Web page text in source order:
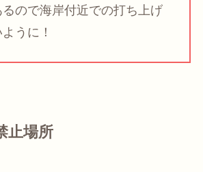
ので海岸付近での打ち上げ
うに！
止場所